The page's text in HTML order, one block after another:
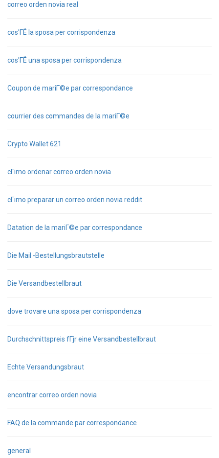
correo orden novia real
cos'ГЁ la sposa per corrispondenza
cos'ГЁ una sposa per corrispondenza
Coupon de mariГ©e par correspondance
courrier des commandes de la mariГ©e
Crypto Wallet 621
cГіmo ordenar correo orden novia
cГіmo preparar un correo orden novia reddit
Datation de la mariГ©e par correspondance
Die Mail -Bestellungsbrautstelle
Die Versandbestellbraut
dove trovare una sposa per corrispondenza
Durchschnittspreis fГјr eine Versandbestellbraut
Echte Versandungsbraut
encontrar correo orden novia
FAQ de la commande par correspondance
general